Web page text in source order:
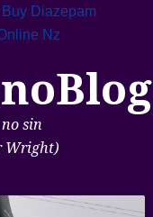
Buy Diazepam
Nz
sin
Wright)